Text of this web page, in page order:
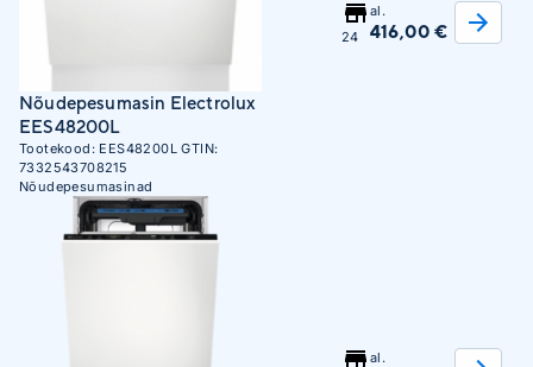
Nõudepesumasin Electrolux
EES48200L
Tootekood: EES48200L GTIN:
7332543708215
Nõudepesumasinad
24
al.
416,00 €
al.